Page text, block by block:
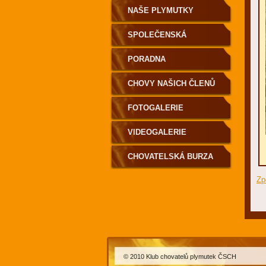
NAŠE PLYMUTKY
SPOLEČENSKÁ
KRONIKA
PORADNA
CHOVY NAŠICH ČLENŮ
FOTOGALERIE
VIDEOGALERIE
CHOVATELSKÁ BURZA
© 2010 Klub chovatelů plymutek ČSCH